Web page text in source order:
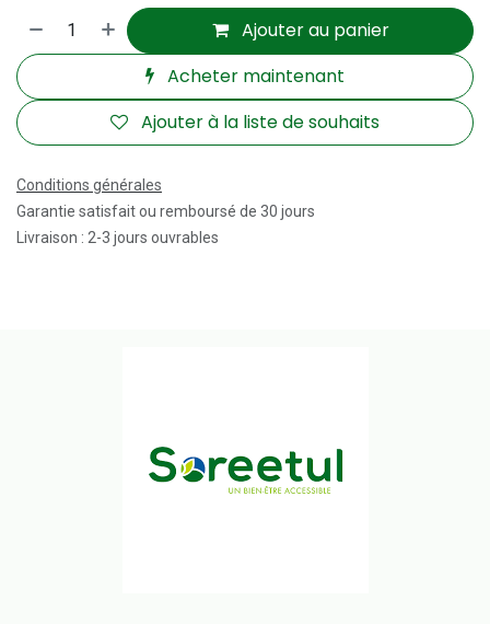
Ajouter au panier
Acheter maintenant
Ajouter à la liste de souhaits
Conditions générales
Garantie satisfait ou remboursé de 30 jours
Livraison : 2-3 jours ouvrables